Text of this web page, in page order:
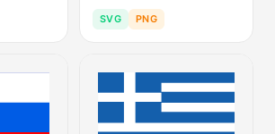
SVG PNG